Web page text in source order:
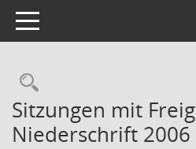
Toggle navigation
Rechercheauswahl
Sitzungen mit
Niederschrift 2006